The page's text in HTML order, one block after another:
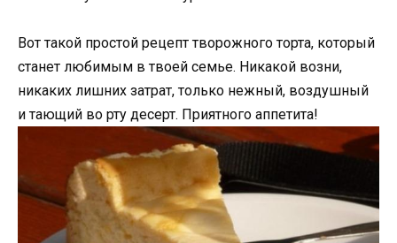
Вот такой простой рецепт творожного торта, который
станет любимым в твоей семье. Никакой возни,
никаких лишних затрат, только нежный, воздушный
и тающий во рту десерт. Приятного аппетита!